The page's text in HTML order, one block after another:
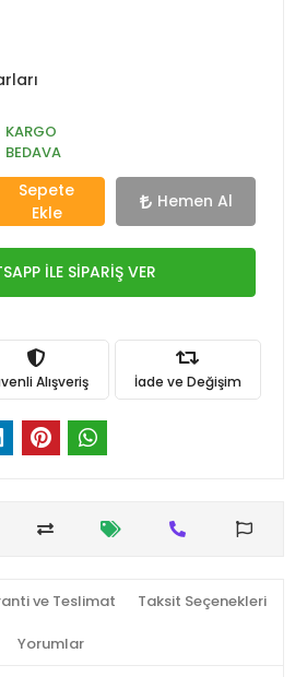
KARGO
BEDAVA
Sepete
Ekle
Hemen Al
İLE SİPARİŞ VER
Alışveriş İade ve Değişim
ve Teslimat Taksit Seçenekleri
Yorumlar